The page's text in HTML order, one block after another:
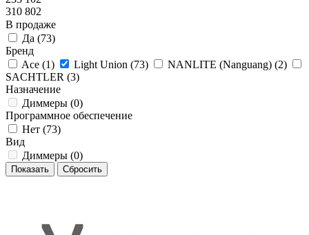
310 802
В продаже
Да (73)
Бренд
Ace (1) Light Union (73) NANLITE (Nanguang) (2)
SACHTLER (3)
Назначение
Диммеры (0)
Программное обеспечение
Нет (73)
Вид
Диммеры (0)
Сбросить